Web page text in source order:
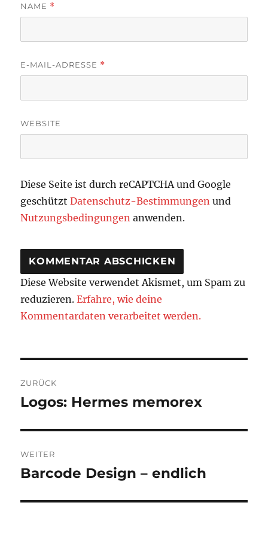
NAME *
E-MAIL-ADRESSE *
WEBSITE
Diese Seite ist durch reCAPTCHA und Google
geschütztDatenschutz-Bestimmungen und
Nutzungsbedingungen anwenden.
Diese Website verwendet Akismet, um Spam zu
reduzieren.Erfahre, wie deine
Kommentardaten verarbeitet werden.
ZURÜCK
Vorheriger
Logos: Hermes memorex
WEITER
Nächster
Barcode Design – endlich